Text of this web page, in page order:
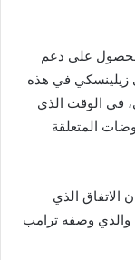
الحصول على دعم
زيلينسكي في هذه
في الوقت الذي
المتعلقة
الاتفاق الذي
والذي وصفه ترامب